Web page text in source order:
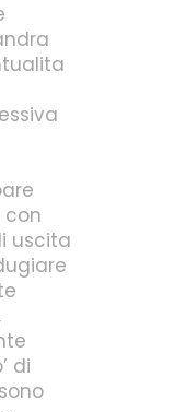
con
uscita
di